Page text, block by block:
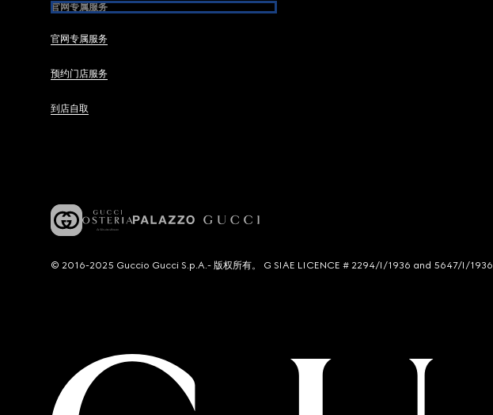
官网专属服务
官网专属服务
预约门店服务
到店自取
© 2016-2025 Guccio Gucci S.p.A.- 版权所有。 G SIAE LICENCE # 2294/I/1936 and 5647/I/1936